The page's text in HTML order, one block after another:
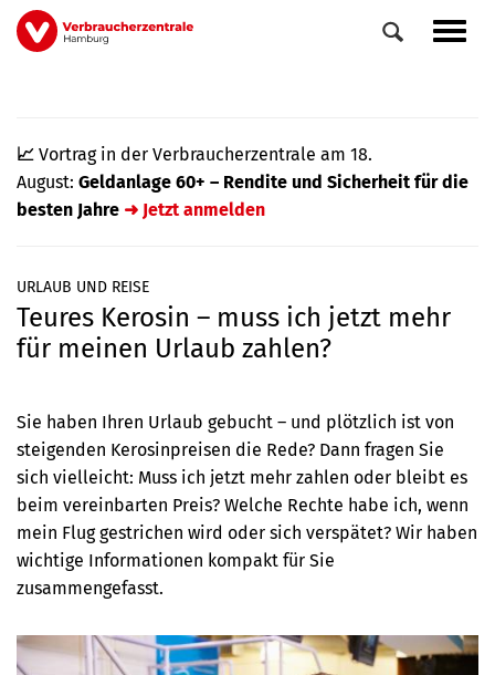
Direkt
zum
📈 Vortrag in der Verbraucherzentrale am 18.
August: Geldanlage 60+ – Rendite und Sicherheit für die
besten Jahre ➜ Jetzt anmelden
Veranstaltungen
0
Elemente
URLAUB UND REISE
Teures Kerosin – muss ich jetzt mehr
für meinen Urlaub zahlen?
Sie haben Ihren Urlaub gebucht – und plötzlich ist von
steigenden Kerosinpreisen die Rede? Dann fragen Sie
sich vielleicht: Muss ich jetzt mehr zahlen oder bleibt es
beim vereinbarten Preis? Welche Rechte habe ich, wenn
mein Flug gestrichen wird oder sich verspätet? Wir haben
wichtige Informationen kompakt für Sie
zusammengefasst.